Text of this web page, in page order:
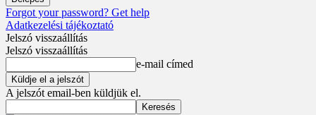
Forgot your password? Get help
Adatkezelési tájékoztató
Jelszó visszaállítás
Jelszó visszaállítás
e-mail címed
A jelszót email-ben küldjük el.